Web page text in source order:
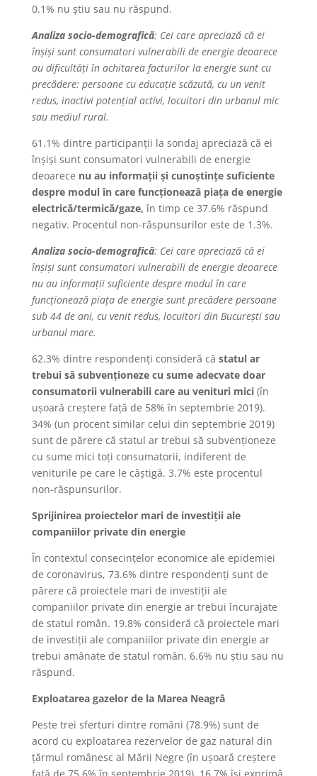
0.1% nu știu sau nu răspund.
Analiza socio-demografică: Cei care apreciază că ei
înșiși sunt consumatori vulnerabili de energie deoarece
au dificultăți în achitarea facturilor la energie sunt cu
precădere: persoane cu educație scăzută, cu un venit
redus, inactivi potențial activi, locuitori din urbanul mic
sau mediul rural.
61.1% dintre participanții la sondaj apreciază că ei
înșiși sunt consumatori vulnerabili de energie
deoarece nu au informații și cunoștințe suficiente
despre modul în care funcționează piața de energie
electrică/termică/gaze, în timp ce 37.6% răspund
negativ. Procentul non-răspunsurilor este de 1.3%.
Analiza socio-demografică: Cei care apreciază că ei
înșiși sunt consumatori vulnerabili de energie deoarece
nu au informații suficiente despre modul în care
funcționează piața de energie sunt precădere persoane
sub 44 de ani, cu venit redus, locuitori din București sau
urbanul mare.
62.3% dintre respondenți consideră că statul ar
trebui să subvenționeze cu sume adecvate doar
consumatorii vulnerabili care au venituri mici(în
ușoară creștere față de 58% în septembrie 2019).
34% (un procent similar celui din septembrie 2019)
sunt de părere că statul ar trebui să subvenționeze
cu sume mici toți consumatorii, indiferent de
veniturile pe care le câștigă. 3.7% este procentul
non-răspunsurilor.
Sprijinirea proiectelor mari de investiții ale
companiilor private din energie
În contextul consecințelor economice ale epidemiei
de coronavirus, 73.6% dintre respondenți sunt de
părere că proiectele mari de investiții ale
companiilor private din energie ar trebui încurajate
de statul român. 19.8% consideră că proiectele mari
de investiții ale companiilor private din energie ar
trebui amânate de statul român. 6.6% nu știu sau nu
răspund.
Exploatarea gazelor de la Marea Neagră
Peste trei sferturi dintre români (78.9%) sunt de
acord cu exploatarea rezervelor de gaz natural din
țărmul românesc al Mării Negre (în ușoară creștere